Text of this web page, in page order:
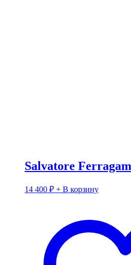
Salvatore
14 400 ₽ + В корзину